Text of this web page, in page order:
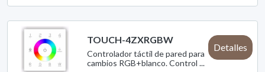
TOUCH-4ZXRGBW
Controlador táctil de pared para
cambios RGB+blanco. Control ...
Detalles